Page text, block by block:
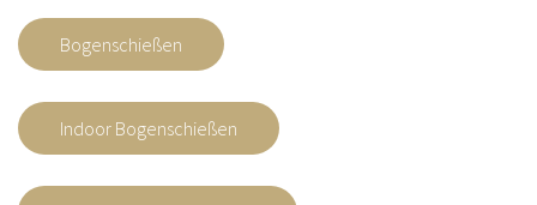
Bogenschießen
Indoor Bogenschießen